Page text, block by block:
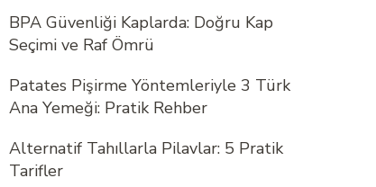
BPA Güvenliği Kaplarda: Doğru Kap
Seçimi ve Raf Ömrü
Patates Pişirme Yöntemleriyle 3 Türk
Ana Yemeği: Pratik Rehber
Alternatif Tahıllarla Pilavlar: 5 Pratik
Tarifler